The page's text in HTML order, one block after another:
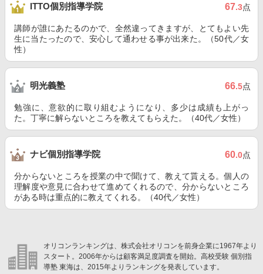
ITTO個別指導学院 67.3点
講師が誰にあたるのかで、全然違ってきますが、とてもよい先
生に当たったので、安心して通わせる事が出来た。（50代／女
性）
明光義塾 66.5点
勉強に、意欲的に取り組むようになり、多少は成績も上がっ
た。丁寧に解らないところを教えてもらえた。（40代／女性）
ナビ個別指導学院 60.0点
分からないところを授業の中で聞けて、教えて貰える。個人の
理解度や意見に合わせて進めてくれるので、分からないところ
がある時は重点的に教えてくれる。（40代／女性）
オリコンランキングは、株式会社オリコンを前身企業に1967年より
スタート。2006年からは顧客満足度調査を開始。高校受験 個別指
導塾 東海は、2015年よりランキングを発表しています。